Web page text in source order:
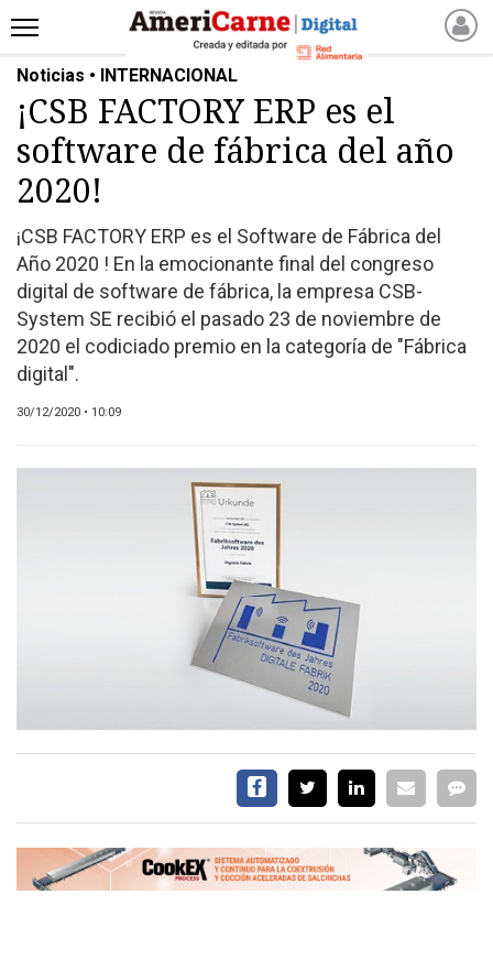
INICIO
NOTICIAS RECIENTES
NOTICIAS
ARTICULOS
PROCESO
PRODUCTO
NUEVOS PRODUCTOS
MARKETPLACE
REVISTAS
REVISTAS
DE CARNE VACUNA
Noticias • INTERNACIONAL
¡CSB FACTORY ERP es el
software de fábrica del año
2020!
¡CSB FACTORY ERP es el Software de Fábrica del
Año 2020 ! En la emocionante final del congreso
digital de software de fábrica, la empresa CSB-
System SE recibió el pasado 23 de noviembre de
2020 el codiciado premio en la categoría de "Fábrica
digital".
30/12/2020 • 10:09